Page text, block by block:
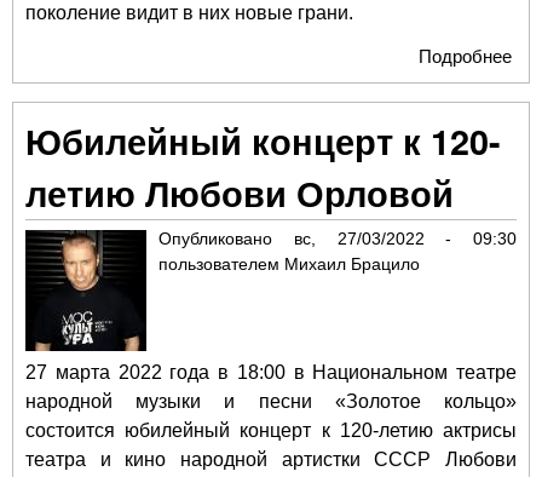
поколение видит в них новые грани.
Подробнее
Юбилейный концерт к 120-
летию Любови Орловой
Опубликовано вс, 27/03/2022 - 09:30
пользователем Михаил Брацило
27 марта 2022 года в 18:00 в Национальном театре
народной музыки и песни «Золотое кольцо»
состоится юбилейный концерт к 120-летию актрисы
театра и кино народной артистки СССР Любови